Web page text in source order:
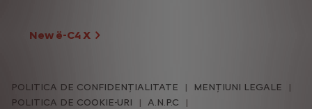
New ë-C4 X
POLITICA DE CONFIDENȚIALITATE
MENȚIUNI LEGALE
POLITICA DE COOKIE-URI
A.N.P.C